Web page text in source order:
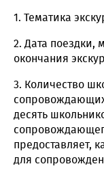
1. Тематика
2. Дата поездки,
окончания
3. Количество
десять
предоставляет,
для